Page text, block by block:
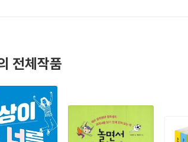
전체작품